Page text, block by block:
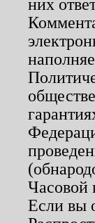
них
Часовой
Если вы